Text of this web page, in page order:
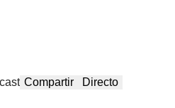
Compartir Directo